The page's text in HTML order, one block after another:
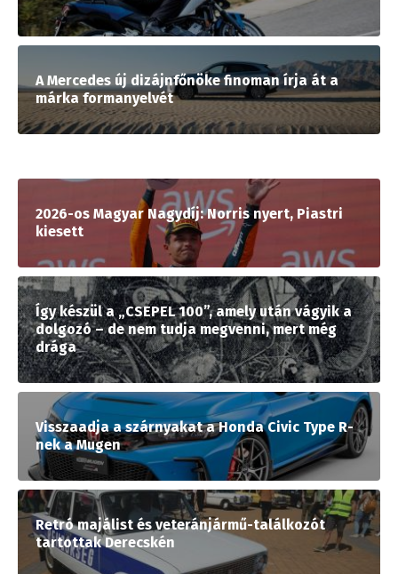
A Mercedes új dizájnfőnöke finoman írja át a
márka formanyelvét
2026-os Magyar Nagydíj: Norris nyert, Piastri
kiesett
Így készül a „CSEPEL 100”, amely után vágyik a
dolgozó – de nem tudja megvenni, mert még
drága
Visszaadja a szárnyakat a Honda Civic Type R-
nek a Mugen
Retró majálist és veteránjármű-találkozót
tartottak Derecskén